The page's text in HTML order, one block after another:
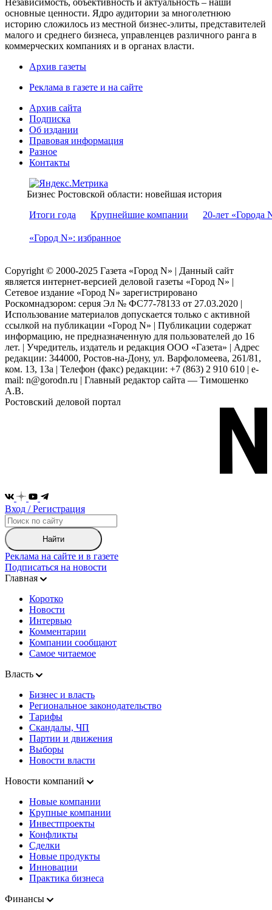
Независимость, объективность и актуальность – наши
основные ценности. Ядро аудитории за многолетнюю
историю сложилось из местной бизнес-элиты, представителей
малого и среднего бизнеса, управленцев различного ранга в
коммерческих компаниях и в органах власти.
Архив газеты
Реклама в газете и на сайте
Архив сайта
Подписка
Об издании
Правовая информация
Разное
Контакты
Бизнес Ростовской области: новейшая история
Итоги года
Крупнейшие компании 20-лет «Города
«Город N»: избранное
Copyright © 2000-2025 Газета «Город N» | Данный сайт
является интернет-версией деловой газеты «Город N» |
Сетевое издание «Город N» зарегистрировано
Роскомнадзором: серuя Эл № ФС77-78133 от 27.03.2020 |
Использование материалов допускается только с активной
ссылкой на публикации «Город N» | Публикации содержат
информацию, не предназначенную для пользователей до 16
лет. | Учредитель, издатель и редакция ООО «Газета» | Адрес
редакции: 344000, Ростов-на-Дону, ул. Варфоломеева, 261/81,
ком. 13, 13а | Телефон (факс) редакции: +7 (863) 2 910 610 | e-
mail: n@gorodn.ru | Главный редактор сайта — Тимошенко
А.В.
Ростовский деловой портал
Вход / Регистрация
Найти
Реклама на сайте и в газете
Подписаться на новости
Главная
Коротко
Новости
Интервью
Комментарии
Компании сообщают
Самое читаемое
Власть
Бизнес и власть
Региональное законодательство
Тарифы
Скандалы, ЧП
Партии и движения
Выборы
Новости власти
Новости компаний
Новые компании
Крупные компании
Инвестпроекты
Конфликты
Сделки
Новые продукты
Инновации
Практика бизнеса
Финансы